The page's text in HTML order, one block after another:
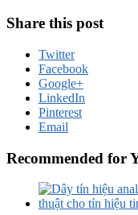
Share this post
Twitter
Facebook
Google+
LinkedIn
Pinterest
Email
Recommended for